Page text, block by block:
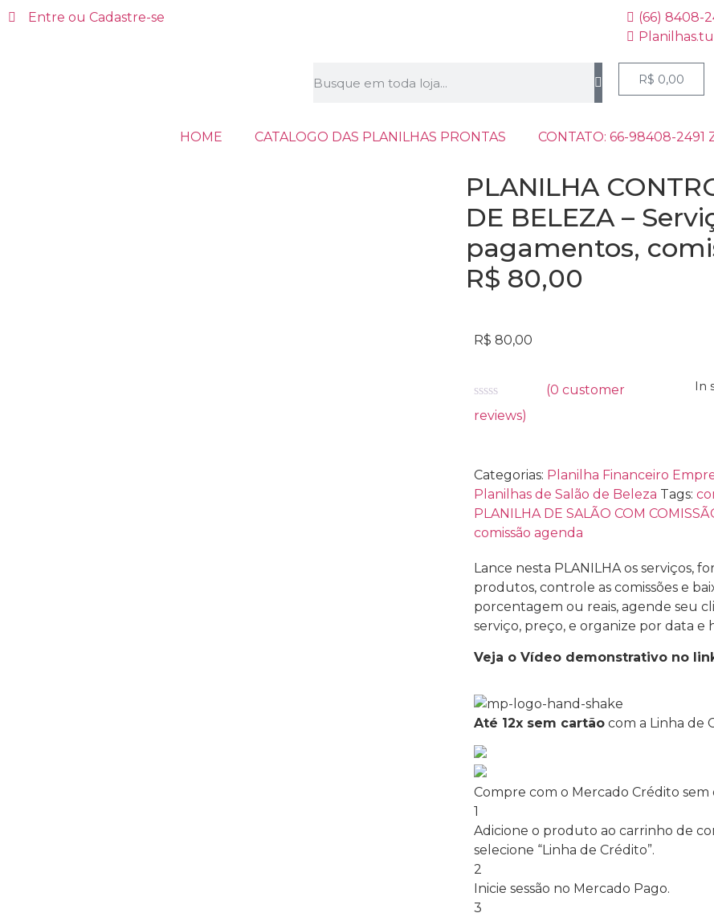
Entre ou Cadastre-se
(66) 8408-
R$ 0,00
HOME CATALOGO DAS PLANILHAS PRONTAS CONTATO: 66-98408-2491
PLANILHA
DE BELEZA –
pagamentos,
R$ 80,00
R$ 80,00
Avaliação
0
(0 customer
reviews)
In
Categorias: Planilha Financeiro
Planilhas de Salão de Beleza Tags:
PLANILHA DE SALÃO COM
comissão agenda
Lance nesta PLANILHA os serviços,
produtos, controle as comissões e
porcentagem ou reais, agende seu
serviço, preço, e organize por data e
Veja o Vídeo demonstrativo no
Até 12x sem cartão com a Linha de
Compre com o Mercado Crédito
1
Adicione o produto ao carrinho de
selecione “Linha de Crédito”.
2
Inicie sessão no Mercado Pago.
3